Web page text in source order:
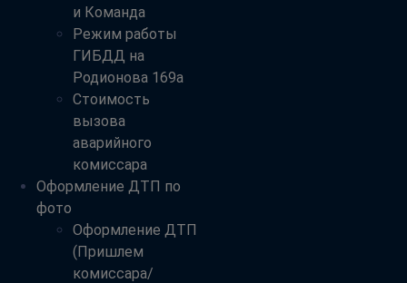
и Команда
Режим работы
ГИБДД на
Родионова 169а
Стоимость
вызова
аварийного
комиссара
Оформление ДТП по
фото
Оформление ДТП
(Пришлем
комиссара/